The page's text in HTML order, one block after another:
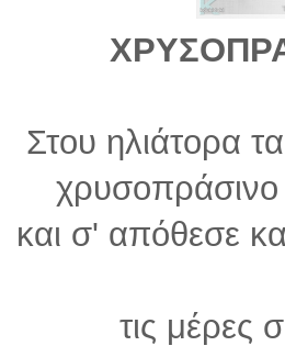
Στου ηλιάτορα
χρυσοπράσινο
και σ' απόθεσε
τις μέρες